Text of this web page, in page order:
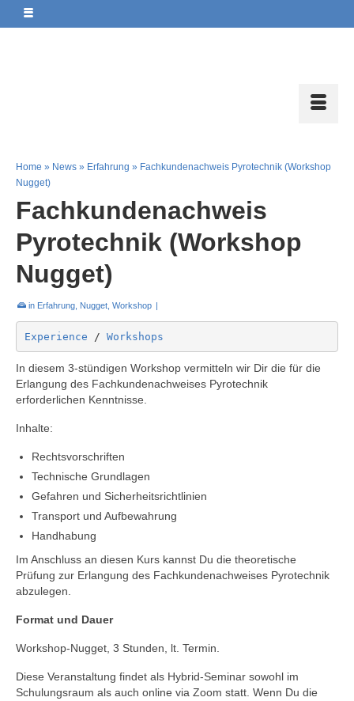
Home » News » Erfahrung » Fachkundenachweis Pyrotechnik (Workshop
Nugget)
Fachkundenachweis
Pyrotechnik (Workshop
Nugget)
in Erfahrung Nugget Workshop |
Experience / Workshops
In diesem 3-stündigen Workshop vermitteln wir Dir die für die
Erlangung des Fachkundenachweises Pyrotechnik
erforderlichen Kenntnisse.
Inhalte:
Rechtsvorschriften
Technische Grundlagen
Gefahren und Sicherheitsrichtlinien
Transport und Aufbewahrung
Handhabung
Im Anschluss an diesen Kurs kannst Du die theoretische
Prüfung zur Erlangung des Fachkundenachweises Pyrotechnik
abzulegen.
Format und Dauer
Workshop-Nugget, 3 Stunden, lt. Termin.
Diese Veranstaltung findet als Hybrid-Seminar sowohl im
Schulungsraum als auch online via Zoom statt. Wenn Du die